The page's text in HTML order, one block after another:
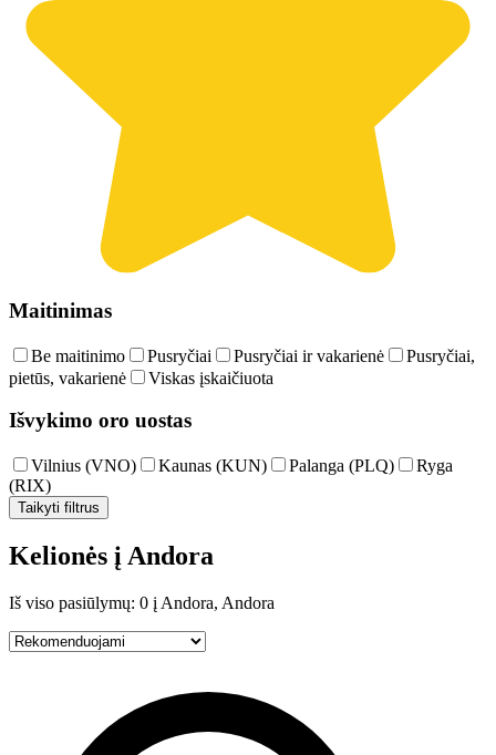
Maitinimas
Be maitinimo Pusryčiai Pusryčiai ir vakarienė
Pusryčiai,
pietūs, vakarienė
Viskas įskaičiuota
Išvykimo oro uostas
Vilnius (VNO) Kaunas (KUN) Palanga (PLQ)
Ryga
(RIX)
Taikyti filtrus
Kelionės į Andora
Iš viso pasiūlymų: 0 į Andora, Andora